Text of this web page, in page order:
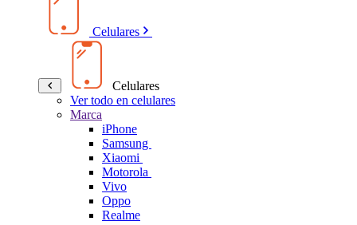
Celulares
Celulares
Ver todo en celulares
Marca
iPhone
Samsung
Xiaomi
Motorola
Vivo
Oppo
Realme